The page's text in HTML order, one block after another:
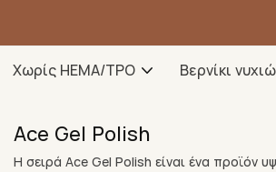
Χωρίς HEMA/TPO Βερνίκι
Ace Gel Polish
Η σειρά Ace Gel Polish είναι ένα προϊόν